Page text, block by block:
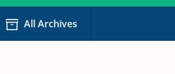
All Archives